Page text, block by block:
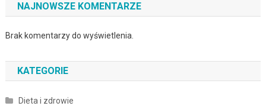
NAJNOWSZE KOMENTARZE
Brak komentarzy do wyświetlenia.
KATEGORIE
Dieta i zdrowie